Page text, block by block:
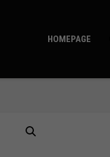
HOMEPAGE